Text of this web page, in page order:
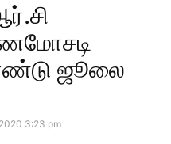
ஜூலை
3:23 pm